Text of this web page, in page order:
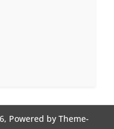
Powered byTheme-